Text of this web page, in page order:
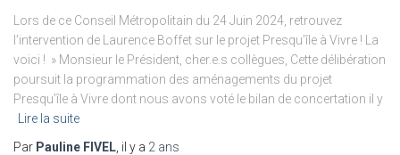
Lors de ce Conseil Métropolitain du 24 Juin 2024, retrouvez
l’intervention de Laurence Boffet sur le projet Presqu’île à Vivre ! La
voici ! » Monsieur le Président, cher.e.s collègues, Cette délibération
poursuit la programmation des aménagements du projet
Presqu’île à Vivre dont nous avons voté le bilan de concertation il y
Lire la suite
Par Pauline FIVEL , il y a 2 ans